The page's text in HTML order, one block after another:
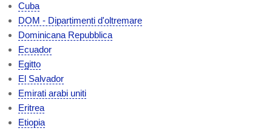
Cuba
DOM - Dipartimenti d'oltremare
Dominicana Repubblica
Ecuador
Egitto
El Salvador
Emirati arabi uniti
Eritrea
Etiopia